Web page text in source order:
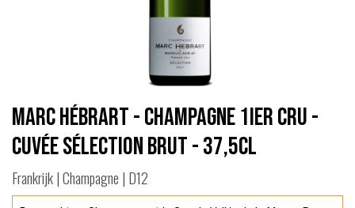
Marc Hébrart - Champagne 1ier Cru -
Cuvée Sélection Brut - 37,5cl
Frankrijk | Champagne | D12